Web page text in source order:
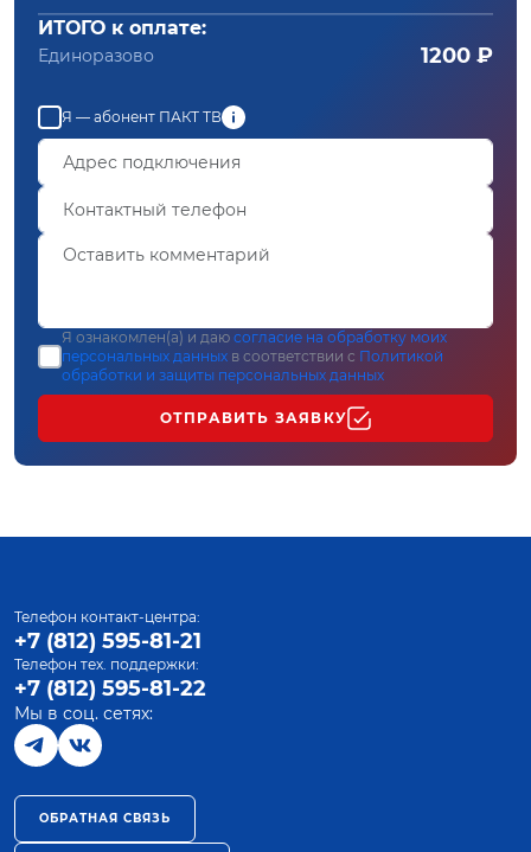
ИТОГО к оплате:
Единоразово 1200 ₽
Я — абонент ПАКТ ТВ
Я ознакомлен(а) и даю согласие на обработку моих
персональных данных в соответствии с Политикой
обработки и защиты персональных данных
ОТПРАВИТЬ ЗАЯВКУ
Телефон контакт-центра:
+7 (812) 595-81-21
Телефон тех. поддержки:
+7 (812) 595-81-22
Мы в соц. сетях:
ОБРАТНАЯ СВЯЗЬ